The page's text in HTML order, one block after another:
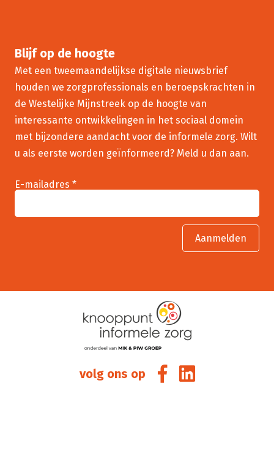
Blijf op de hoogte
Met een tweemaandelijkse digitale nieuwsbrief
houden we zorgprofessionals en beroepskrachten in
de Westelijke Mijnstreek op de hoogte van
interessante ontwikkelingen in het sociaal domein
met bijzondere aandacht voor de informele zorg. Wilt
u als eerste worden geïnformeerd? Meld u dan aan.
E-mailadres *
volg ons op